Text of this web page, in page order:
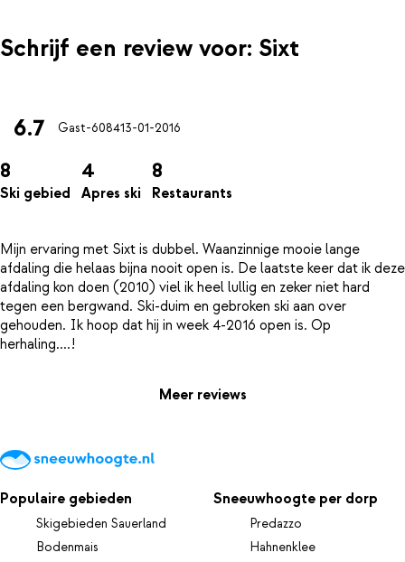
Schrijf een review voor: Sixt
6.7 Gast-608413-01-2016
8
Ski gebied
4
Apres ski
8
Restaurants
Mijn ervaring met Sixt is dubbel. Waanzinnige mooie lange
afdaling die helaas bijna nooit open is. De laatste keer dat ik deze
afdaling kon doen (2010) viel ik heel lullig en zeker niet hard
tegen een bergwand. Ski-duim en gebroken ski aan over
gehouden. Ik hoop dat hij in week 4-2016 open is. Op
Meer reviews
Populaire gebieden
Skigebieden Sauerland
Bodenmais
Sneeuwhoogte per dorp
Predazzo
Hahnenklee